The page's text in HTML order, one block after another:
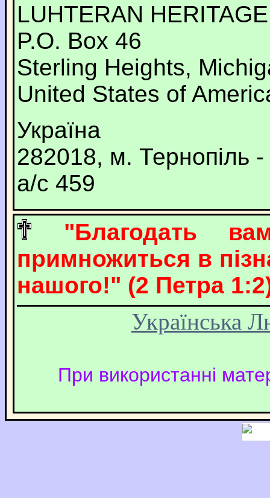
LUHTERAN
P.O. Box 46
Sterling Heights,
United States of
Україна
282018, м. Тернопіль
а/с 459
"Благодать
примножиться в
нашого!" (2 Петра
Українська
При використанні